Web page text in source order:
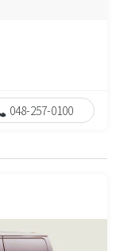
048-257-0100